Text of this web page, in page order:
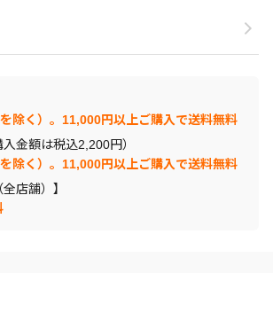
除く）。11,000円以上ご購入で送料無料
入金額は税込2,200円）
除く）。11,000円以上ご購入で送料無料
店舗）】